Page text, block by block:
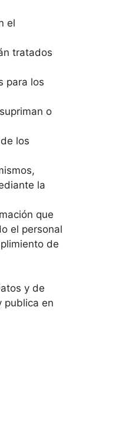
el
tratados
para los
o
los
la
que
el personal
de
y de
publica en